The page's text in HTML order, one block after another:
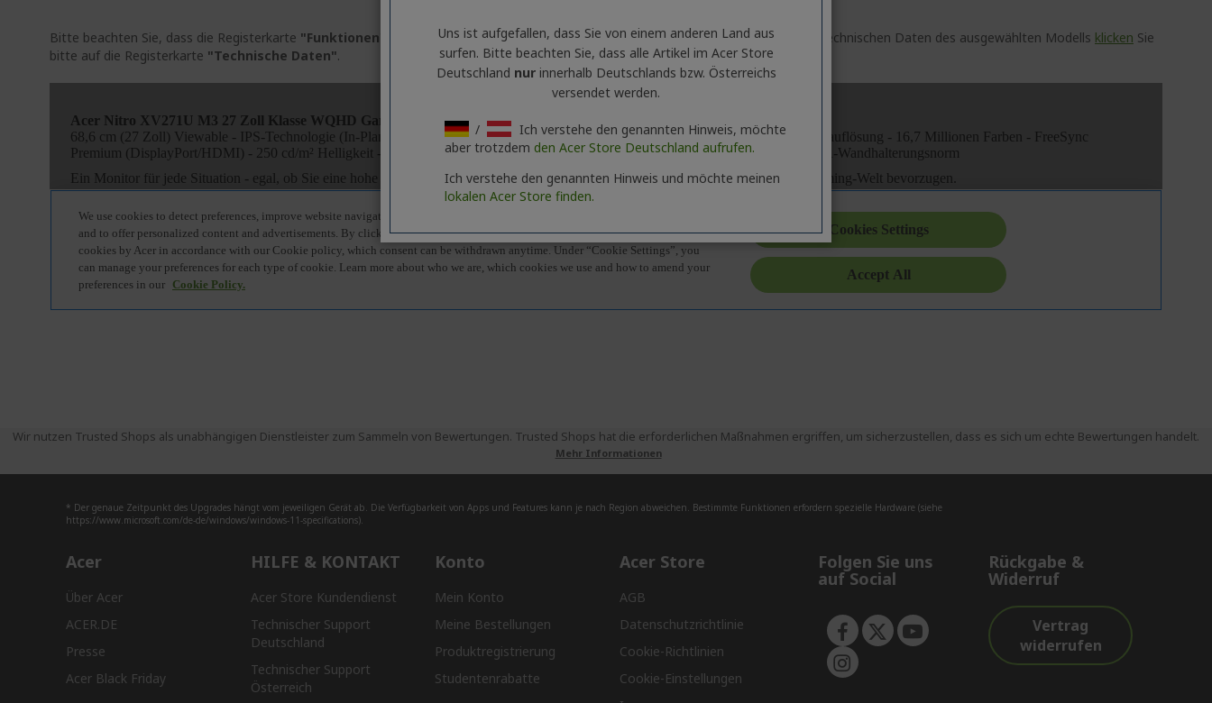
Bitte beachten Sie, dass die Registerkarte "Funktionen" allgemeine Informationen über die Produktserie enthält. Für die genauen technischen Daten des ausgewählten Modells klicken Sie
bitte auf die Registerkarte "Technische Daten".
Wir nutzen Trusted Shops als unabhängigen Dienstleister zum Sammeln von Bewertungen. Trusted Shops hat die erforderlichen Maßnahmen ergriffen, um sicherzustellen, dass es sich um echte Bewertungen handelt.
Mehr Informationen
* Der genaue Zeitpunkt des Upgrades hängt vom jeweiligen Gerät ab. Die Verfügbarkeit von Apps und Features kann je nach Region abweichen. Bestimmte Funktionen erfordern spezielle Hardware (siehe
https://www.microsoft.com/de-de/windows/windows-11-specifications).
Acer
Über Acer
ACER.DE
Presse
Acer Black Friday
HILFE & KONTAKT
Acer Store Kundendienst
Technischer Support
Deutschland
Technischer Support
Österreich
Konto
Mein Konto
Meine Bestellungen
Produktregistrierung
Studentenrabatte
Acer Store
AGB
Datenschutzrichtlinie
Cookie-Richtlinien
Cookie-Einstellungen
Folgen Sie uns
auf Social
Rückgabe &
Widerruf
Vertrag
widerrufen
Uns ist aufgefallen, dass Sie von einem anderen Land aus
surfen. Bitte beachten Sie, dass alle Artikel im Acer Store
Deutschland nurinnerhalb Deutschlands bzw. Österreichs
versendet werden.
/
Ich verstehe den genannten Hinweis, möchte
aber trotzdem den Acer Store Deutschland aufrufen.
Ich verstehe den genannten Hinweis und möchte meinen
lokalen Acer Store finden.